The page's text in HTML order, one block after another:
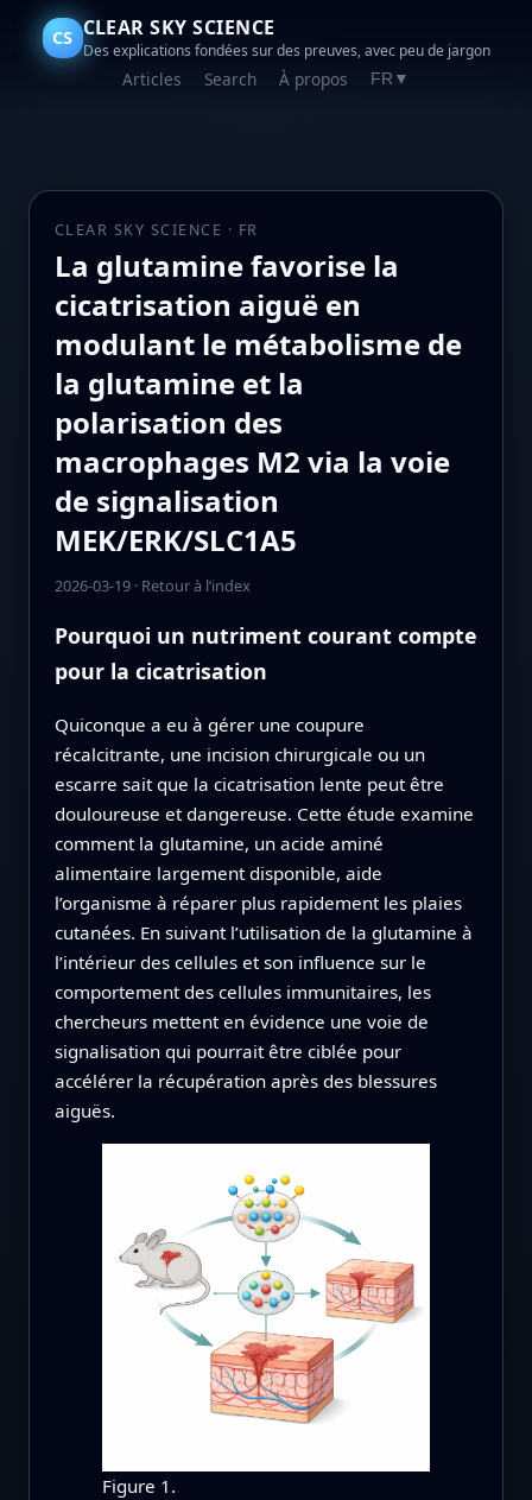
CS CLEAR SKY SCIENCE
Des explications fondées sur des preuves, avec peu de jargon
Articles Search À propos FR ▼
CLEAR SKY SCIENCE · FR
La glutamine favorise la
cicatrisation aiguë en
modulant le métabolisme de
la glutamine et la
polarisation des
macrophages M2 via la voie
de signalisation
MEK/ERK/SLC1A5
2026-03-19· Retour à l’index
Pourquoi un nutriment courant compte
pour la cicatrisation
Quiconque a eu à gérer une coupure
récalcitrante, une incision chirurgicale ou un
escarre sait que la cicatrisation lente peut être
douloureuse et dangereuse. Cette étude examine
comment la glutamine, un acide aminé
alimentaire largement disponible, aide
l’organisme à réparer plus rapidement les plaies
cutanées. En suivant l’utilisation de la glutamine à
l’intérieur des cellules et son influence sur le
comportement des cellules immunitaires, les
chercheurs mettent en évidence une voie de
signalisation qui pourrait être ciblée pour
accélérer la récupération après des blessures
aiguës.
Figure 1.